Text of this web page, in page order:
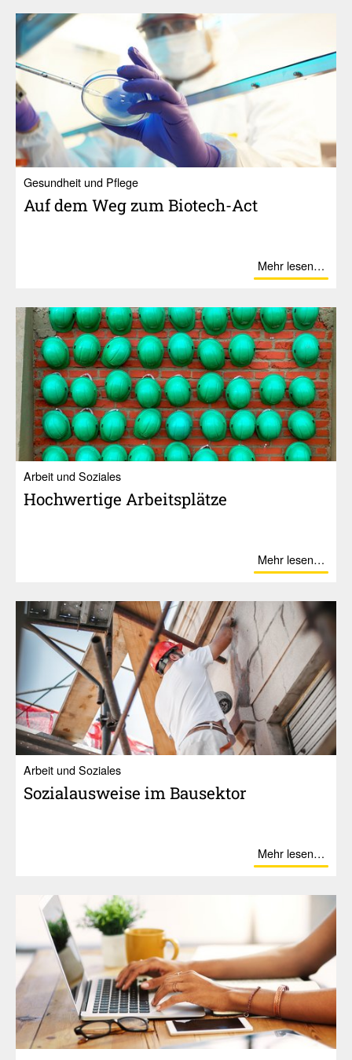
Gesundheit und Pflege
Auf dem Weg zum Biotech-Act
Mehr lesen…
Ar­beit und So­zia­les
Hoch­wer­tige Arbeits­plätze
Mehr lesen…
Ar­beit und So­zia­les
Sozi­al­aus­weise im Bausektor
Mehr lesen…